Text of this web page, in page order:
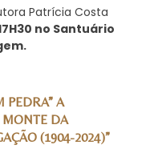
Patrícia Costa
no Santuário
PEDRA” A
DA
(1904-2024)”